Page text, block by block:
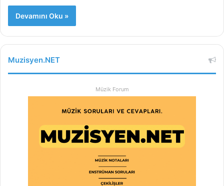
Devamını Oku »
Muzisyen.NET
Müzik Forum